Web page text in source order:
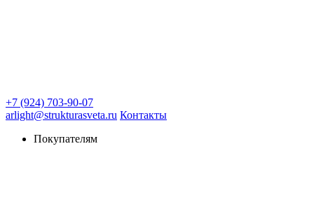
+7 (924) 703-90-07
arlight@strukturasveta.ru Контакты
Покупателям